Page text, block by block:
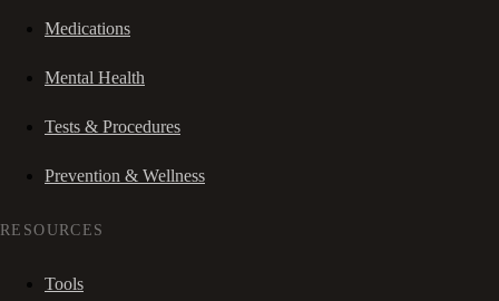
Medications
Mental Health
Tests & Procedures
Prevention & Wellness
RESOURCES
Tools